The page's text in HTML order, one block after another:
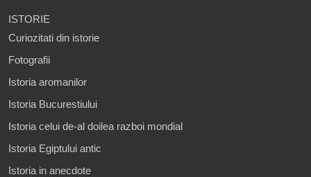
ISTORIE
Curiozitati din istorie
Fotografii
Istoria aromanilor
Istoria Bucurestiului
Istoria celui de-al doilea razboi mondial
Istoria Egiptului antic
Istoria in anecdote